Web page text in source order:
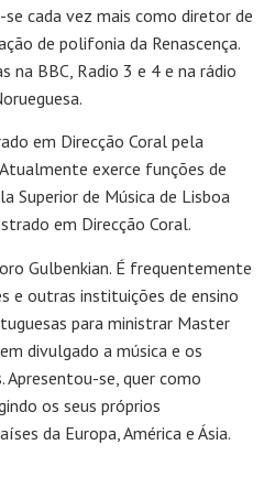
cada vez mais como diretor de
de polifonia da Renascença.
na BBC, Radio 3 e 4 e na rádio
em Direcção Coral pela
exerce funções de
Superior de Música de Lisboa
em Direcção Coral.
Gulbenkian. É frequentemente
e outras instituições de ensino
para ministrar Master
divulgado a música e os
se, quer como
os seus próprios
da Europa, América e Ásia.